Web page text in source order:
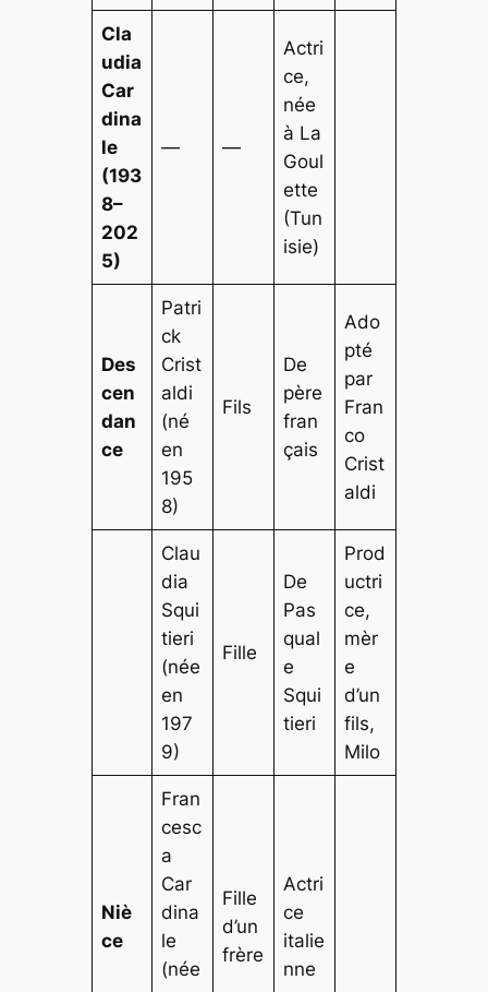
Cla
udia
Car
dina
le
(193
8–
202
5)
— —
Actri
ce,
née
à La
Goul
ette
(Tun
isie)
Des
cen
dan
ce
Patri
ck
Crist
aldi
(né
en
195
8)
Fils
De
père
fran
çais
Ado
pté
par
Fran
co
Crist
aldi
Clau
dia
Squi
tieri
(née
en
197
9)
Fille
De
Pas
qual
e
Squi
tieri
Prod
uctri
ce,
mèr
e
d’un
fils,
Milo
Niè
ce
Fran
cesc
a
Car
dina
le
(née
Fille
d’un
frère
Actri
ce
italie
nne